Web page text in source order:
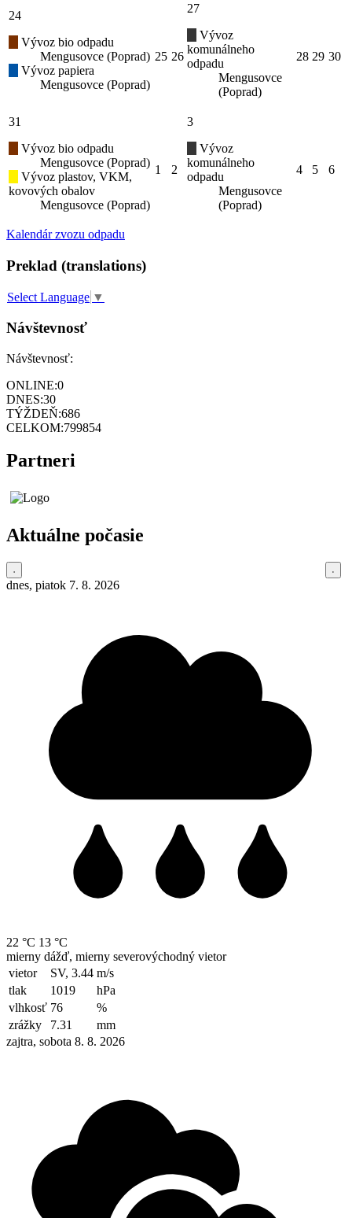
24
Vývoz bio odpadu
Mengusovce (Poprad)
Vývoz papiera
Mengusovce (Poprad)
25 26
27
Vývoz
komunálneho
odpadu
Mengusovce
(Poprad)
28 29 30
31
Vývoz bio odpadu
Mengusovce (Poprad)
Vývoz plastov, VKM,
kovových obalov
Mengusovce (Poprad)
1 2
3
Vývoz
komunálneho
odpadu
Mengusovce
(Poprad)
4 5 6
Kalendár zvozu odpadu
Preklad (translations)
Select Language ▼
Návštevnosť
Návštevnosť:
ONLINE:0
DNES:30
TÝŽDEŇ:686
CELKOM:799854
Partneri
Aktuálne počasie
dnes, piatok 7. 8. 2026
22 °C 13 °C
mierny dážď, mierny severovýchodný vietor
vietor
SV, 3.44 m/s
tlak
1019
hPa
vlhkosť 76
%
zrážky
7.31
mm
zajtra, sobota 8. 8. 2026